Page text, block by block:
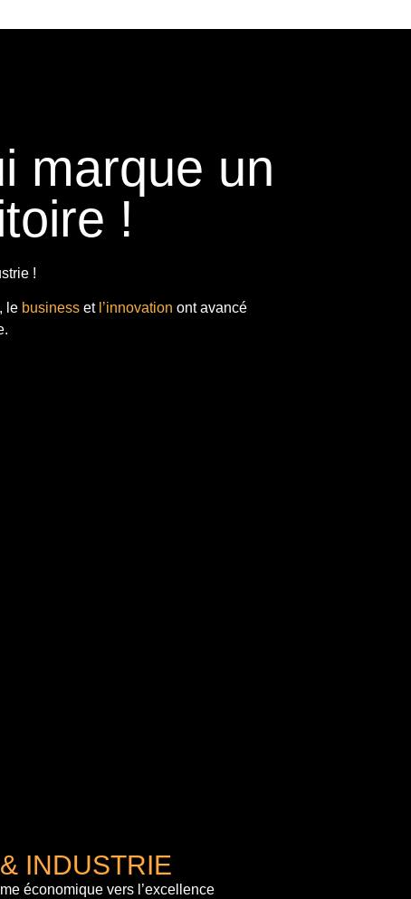
marque un
!
!
le businesset l’innovation ont avancé
INDUSTRIE
économique vers l’excellence